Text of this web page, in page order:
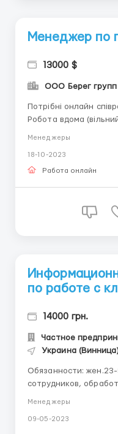
Менеджер по
13000 $
ООО Берег групп
Потрібні онлайн
Робота вдома
працевлаштування,
Деталі на Вайбер ...
Менеджеры
18-10-2023
Работа онлайн
по работе с
14000 грн.
Частное
Украина
Обязанности:
сотрудников,
знание ПК Условия:
Менеджеры
09-05-2023